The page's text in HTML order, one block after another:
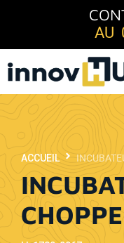
AU
ACCUEIL